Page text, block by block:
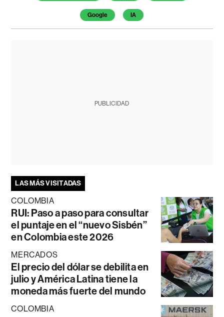
Google IA
PUBLICIDAD
LAS MÁS VISITADAS
COLOMBIA
RUI: Paso a paso para consultar
el puntaje en el “nuevo Sisbén”
en Colombia este 2026
MERCADOS
El precio del dólar se debilita en
julio y América Latina tiene la
moneda más fuerte del mundo
COLOMBIA